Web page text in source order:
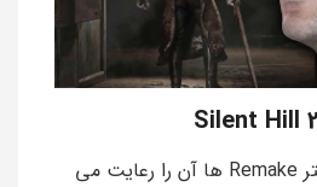
یکی از مواردی که بیشتر Remake ها آن را رعایت می